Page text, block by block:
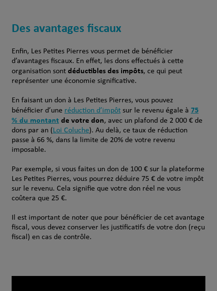
Des avantages fiscaux
Enfin, Les Petites Pierres vous permet de bénéficier
d’avantages fiscaux. En effet, les dons effectués à cette
organisation sont déductibles des impôts, ce qui peut
représenter une économie significative.
En faisant un don à Les Petites Pierres, vous pouvez
bénéficier d’une réduction d’impôtsur le revenu égale à 75
% du montant de votre don, avec un plafond de 2 000 € de
dons par an (Loi Coluche). Au delà, ce taux de réduction
passe à 66 %, dans la limite de 20% de votre revenu
imposable.
Par exemple, si vous faites un don de 100 € sur la plateforme
Les Petites Pierres, vous pourrez déduire 75 € de votre impôt
sur le revenu. Cela signifie que votre don réel ne vous
coûtera que 25 €.
Il est important de noter que pour bénéficier de cet avantage
fiscal, vous devez conserver les justificatifs de votre don (reçu
fiscal) en cas de contrôle.